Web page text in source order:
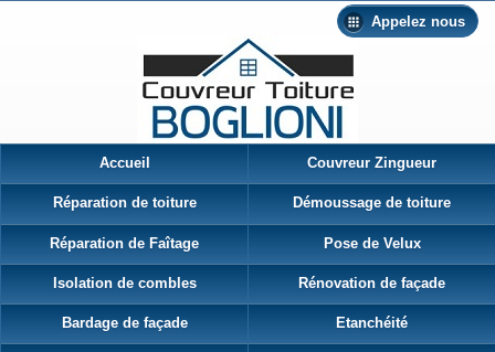
Appelez nous
Accueil Couvreur Zingueur
Réparation de toiture Démoussage de toiture
Réparation de Faîtage Pose de Velux
Isolation de combles Rénovation de façade
Bardage de façade Etanchéité